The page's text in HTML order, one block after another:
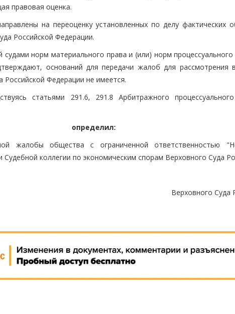
правовая оценка.
на переоценку установленных по делу фактических
Российской Федерации.
судами норм материального права и (или) норм
оснований для передачи жалоб для рассмотрения
Российской Федерации не имеется.
статьями 291.6, 291.8 Арбитражного
определил:
жалобы общества с ограниченной ответственностью
Судебной коллегии по экономическим спорам Верховного Суда
Верховного Суда